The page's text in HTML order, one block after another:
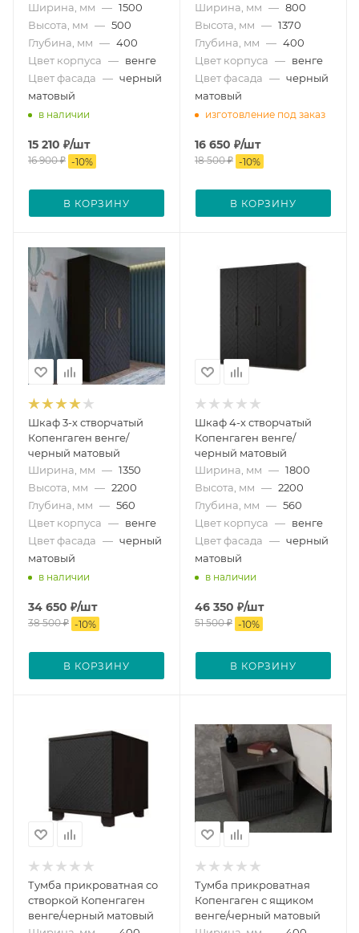
Ширина, мм — 1500
Высота, мм — 500
Глубина, мм — 400
Цвет корпуса — венге
Цвет фасада — черный
матовый
в наличии
15 210 ₽/шт
16 900₽ -10%
В КОРЗИНУ
Ширина, мм — 800
Высота, мм — 1370
Глубина, мм — 400
Цвет корпуса — венге
Цвет фасада — черный
матовый
изготовление под заказ
16 650 ₽/шт
18 500₽ -10%
В КОРЗИНУ
Шкаф 3-х створчатый
Копенгаген венге/
черный матовый
Ширина, мм — 1350
Высота, мм — 2200
Глубина, мм — 560
Цвет корпуса — венге
Цвет фасада — черный
матовый
в наличии
34 650 ₽/шт
38 500₽ -10%
В КОРЗИНУ
Шкаф 4-х створчатый
Копенгаген венге/
черный матовый
Ширина, мм — 1800
Высота, мм — 2200
Глубина, мм — 560
Цвет корпуса — венге
Цвет фасада — черный
матовый
в наличии
46 350 ₽/шт
51 500₽ -10%
В КОРЗИНУ
Тумба прикроватная со
створкой Копенгаген
венге/черный матовый
Тумба прикроватная
Копенгаген с ящиком
венге/черный матовый